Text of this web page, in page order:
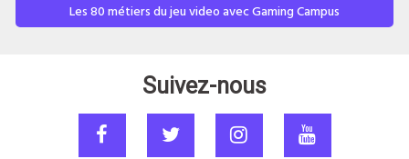
Les 80 métiers du jeu video avec Gaming Campus
Suivez-nous